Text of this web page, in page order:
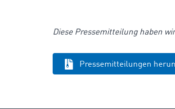
Diese Pressemitteilung haben
Pressemitteilungen